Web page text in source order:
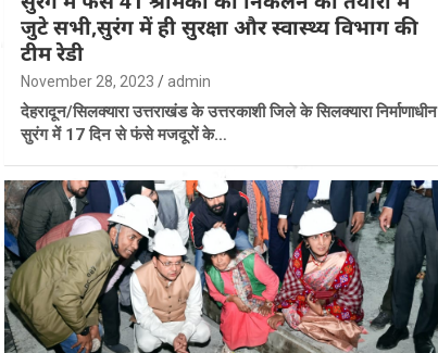
जुटे सभी,सुरंग में ही सुरक्षा और स्वास्थ्य विभाग की
टीम रेडी
November 28, 2023 admin
देहरादून/सिलक्यारा उत्तराखंड के उत्तरकाशी जिले के सिलक्यारा निर्माणाधीन
सुरंग में 17 दिन से फंसे मजदूरों के…